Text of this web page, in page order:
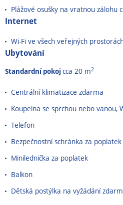
Plážové osušky na vratnou zálohu
Internet
Wi-Fi ve všech veřejných
Ubytování
Standardní pokoj cca 20 m2
Centrální klimatizace zdarma
Koupelna se sprchou nebo vanou,
Telefon
Bezpečnostní schránka za poplatek
Minilednička za poplatek
Balkon
Dětská postýlka na vyžádání